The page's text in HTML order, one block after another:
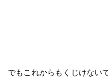
でもこれからもくじけない